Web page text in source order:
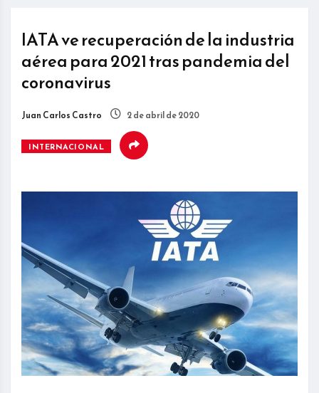
IATA ve recuperación de la industria
aérea para 2021 tras pandemia del
coronavirus
Juan Carlos Castro 2 de abril de 2020
INTERNACIONAL